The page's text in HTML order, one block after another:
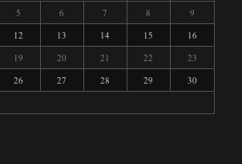
5 6 7 8
9
12 13 14 15
16
19 20 21 22
23
26 27 28 29
30